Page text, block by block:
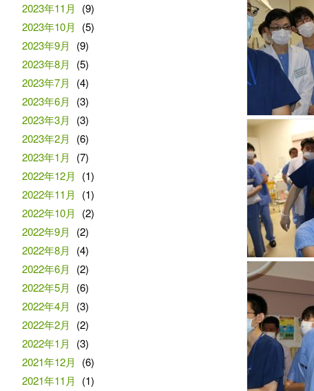
2023年11月
(9)
2023年10月
(5)
2023年9月
(9)
2023年8月
(5)
2023年7月
(4)
2023年6月
(3)
2023年3月
(3)
2023年2月
(6)
2023年1月
(7)
2022年12月
(1)
2022年11月
(1)
2022年10月
(2)
2022年9月
(2)
2022年8月
(4)
2022年6月
(2)
2022年5月
(6)
2022年4月
(3)
2022年2月
(2)
2022年1月
(3)
2021年12月
(6)
2021年11月
(1)